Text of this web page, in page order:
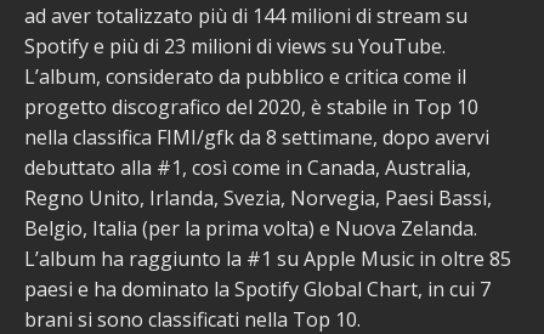
ad aver totalizzato più di 144 milioni di stream su
Spotify e più di 23 milioni di views su YouTube.
L’album, considerato da pubblico e critica come il
progetto discografico del 2020, è stabile in Top 10
nella classifica FIMI/gfk da 8 settimane, dopo avervi
debuttato alla #1, così come in Canada, Australia,
Regno Unito, Irlanda, Svezia, Norvegia, Paesi Bassi,
Belgio, Italia (per la prima volta) e Nuova Zelanda.
L’album ha raggiunto la #1 su Apple Music in oltre 85
paesi e ha dominato la Spotify Global Chart, in cui 7
brani si sono classificati nella Top 10.